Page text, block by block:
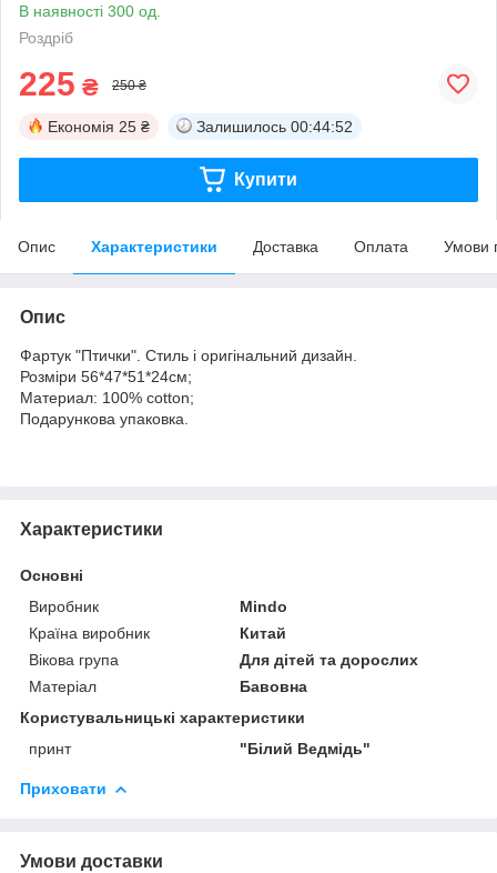
В наявності 300 од.
Роздріб
225 ₴ 250 ₴
Економія 25 ₴ Залишилось 00:44:52
Купити
Опис Характеристики Доставка Оплата Умови
Опис
Фартук "Птички". Стиль і оригінальний дизайн.
Розміри 56*47*51*24см;
Материал: 100% cotton;
Подарункова упаковка.
Характеристики
Основні
Виробник
Mindo
Країна виробник
Китай
Вікова група
Для дітей та дорослих
Матеріал
Бавовна
Користувальницькі характеристики
принт
"Білий Ведмідь"
Приховати
Умови доставки